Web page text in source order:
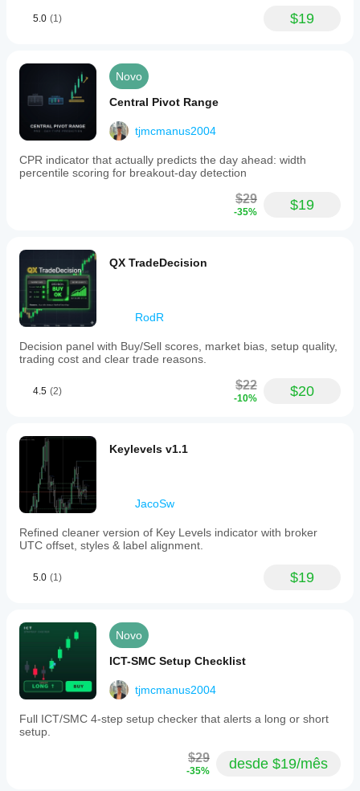
5.0 (1) $19
Novo
Central Pivot Range
tjmcmanus2004
CPR indicator that actually predicts the day ahead: width
percentile scoring for breakout-day detection
$29
-35% $19
QX TradeDecision
RodR
Decision panel with Buy/Sell scores, market bias, setup quality,
trading cost and clear trade reasons.
4.5 (2) $22
-10% $20
Keylevels v1.1
JacoSw
Refined cleaner version of Key Levels indicator with broker
UTC offset, styles & label alignment.
5.0 (1) $19
Novo
ICT-SMC Setup Checklist
tjmcmanus2004
Full ICT/SMC 4-step setup checker that alerts a long or short
setup.
$29
-35% desde $19/mês